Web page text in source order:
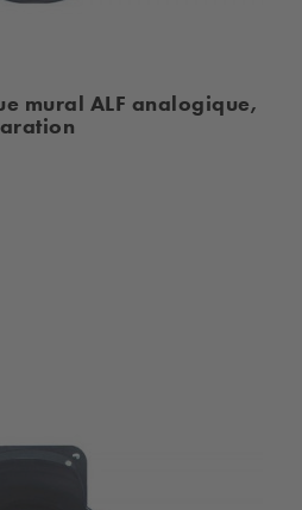
mural ALF analogique,